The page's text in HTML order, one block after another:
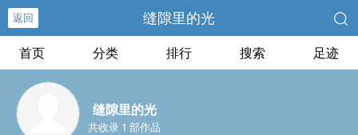
返回 缝隙里的光
首页 分类 排行 搜索 足迹
缝隙里的光
共收录 1 部作品